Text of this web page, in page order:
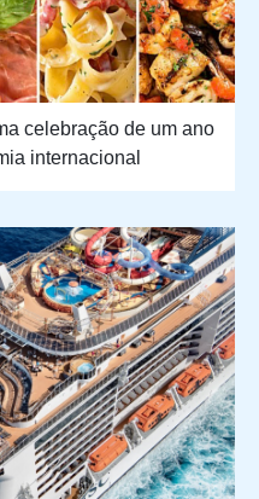
celebração de um ano
internacional